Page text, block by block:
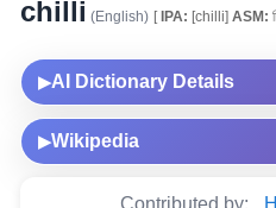
chilli (English) [IPA: [chilli] ASM:
▶AI Dictionary Details
▶Wikipedia
Contributed by: